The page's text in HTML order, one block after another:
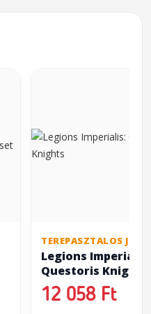
TEREPASZTALOS
Legions Imperialis:
Questoris Knights
12 058 Ft